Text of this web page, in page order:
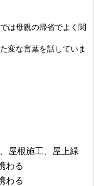
は母親の帰省でよく関
変な言葉を話していま
屋根施工、屋上緑
わる
わる